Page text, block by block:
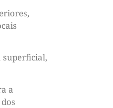
superficial,
a